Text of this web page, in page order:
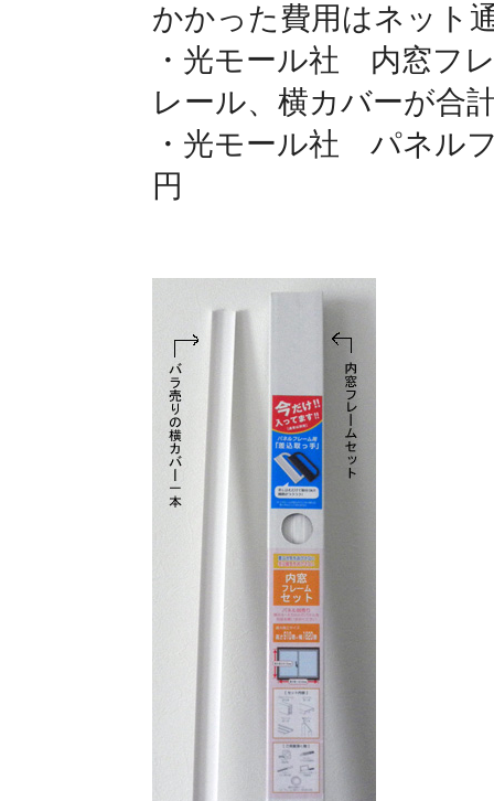
かかった費用はネット
・光モール社 内窓フ
レール、横カバーが合
・光モール社 パネル
円